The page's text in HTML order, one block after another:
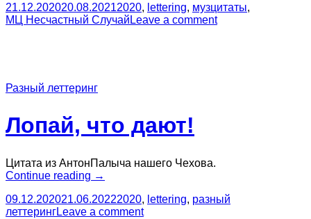
между
тем
21.12.202020.08.20212020, lettering, музцитаты,
МЦ Несчастный Случай Leave a comment
Разный леттеринг
Лопай, что дают!
Цитата из АнтонПалыча нашего Чехова.
Continue reading “Лопай,
дают!”
→
09.12.202021.06.20222020, lettering, разный
леттерингLeave a comment